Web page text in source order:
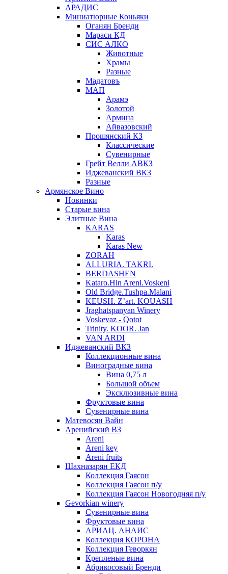
АРАДИС
Миниатюрные Коньяки
Оганян Бренди
Мараси КД
СИС АЛКО
Животные
Храмы
Разные
Мадатовъ
МАП
Арамэ
Золотой
Армина
Айвазовский
Прошянский КЗ
Классические
Сувенирные
Грейт Велли АВКЗ
Иджеванский ВКЗ
Разные
Армянское Вино
Новинки
Старые вина
Элитные Вина
KARAS
Karas
Karas New
ZORAH
ALLURIA. TAKRI.
BERDASHEN
Kataro.Hin Areni.Voskeni
Old Bridge.Tushpa.Malani
KEUSH. Z’art. KOUASH
Jraghatspanyan Winery
Voskevaz - Qotot
Trinity. KOOR. Jan
VAN ARDI
Иджеванский ВКЗ
Коллекционные вина
Виноградные вина
Вина 0,75 л
Большой объем
Эксклюзивные вина
Фруктовые вина
Cувенирные вина
Матевосян Вайн
Аренийский ВЗ
Areni
Areni key
Areni fruits
Шахназарян ЕКД
Коллекция Гаясон
Коллекция Гаясон п/у
Коллекция Гаясон Новогодняя п/у
Gevorkian winery
Сувенирные вина
Фруктовые вина
АРИАЦ. АНАИС
Коллекция КОРОНА
Коллекция Геворкян
Крепленые вина
Абрикосовый Бренди